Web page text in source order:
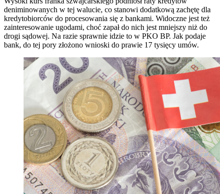
deniminowanych w tej walucie, co stanowi dodatkową zachętę dla
kredytobiorców do procesowania się z bankami. Widoczne jest też
zainteresowanie ugodami, choć zapał do nich jest mniejszy niż do
drogi sądowej. Na razie sprawnie idzie to w PKO BP. Jak podaje
bank, do tej pory złożono wnioski do prawie 17 tysięcy umów.